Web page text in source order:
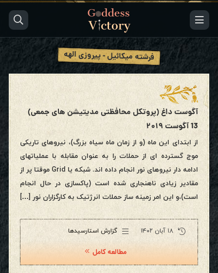
فرشته میکائیل - پیروزی الهه
آگوست داغ (پروتکل محافظتی مدیتیشن های جمعی)
13 آگوست ۲۰۱۹
از ابتدای این ماه (و از زمان ماه سیاه بزرگ)، نیروهای تاریکی
موج گسترده ای از حملات را به عنوان مقابله با عملیاتهای
ادامه دار نیروهای نور انجام داده اند. شبکه یا Grid موقتا پر از
مقادیر زیادی ناهنجاری شده است (پاکسازی در حال انجام
است)،و این امر زمینه ساز حملات انرژتیک به کارگزاران نور […]
۱۸ آبان ۱۴۰۲ گزارش استارسیدها
مطالعه کامل